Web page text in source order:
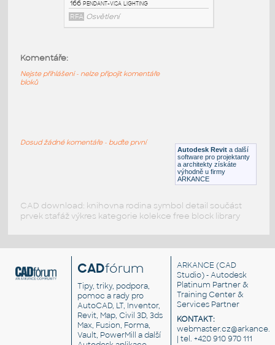
RFA Osvětlení
Osvětlení
Autodesk Revit a další
software pro projektanty
a architekty získáte
výhodně u firmy
ARKANCE
Komentáře:
Nejste přihlášeni - nelze připojit komentáře
bloků
Dosud žádné komentáře - buďte první
CAD download: knihovna rodina symbol detail součást
prvek stafáž výkres kategorie kolekce free block library
CADfórum
Tipy, triky, podpora,
pomoc a rady pro
AutoCAD, LT, Inventor,
Revit, Map, Civil 3D, 3ds
Max, Fusion, Forma,
Vault, PowerMill a další
ARKANCE (CAD
Studio) - Autodesk
Platinum Partner &
Training Center &
Services Partner
KONTAKT:
| tel. +420 910 970 111